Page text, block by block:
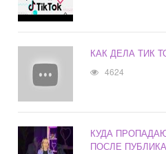
КАК ДЕЛА ТИК
4624
КУДА
ПОСЛЕ